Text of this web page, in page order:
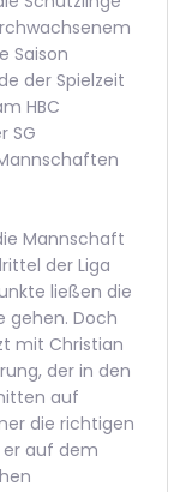
Saison
der Spielzeit
HBC
SG
Mannschaft
der Liga
ließen die
gehen. Doch
mit Christian
der in den
auf
die richtigen
auf dem